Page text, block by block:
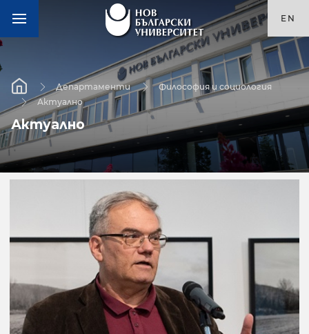
EN
Департаменти
Философия и социология
Актуално
Актуално